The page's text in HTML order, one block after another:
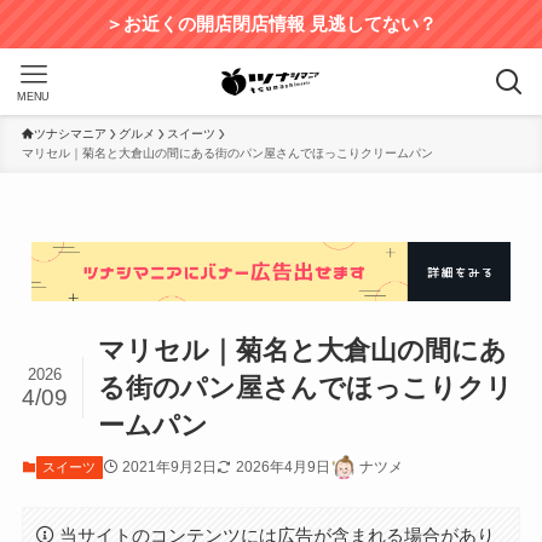
＞お近くの開店閉店情報 見逃してない？
MENU
ツナシマニア グルメ
スイーツ
マリセル｜菊名と大倉山の間にある街のパン屋さんでほっこりクリームパン
マリセル｜菊名と大倉山の間にあ
る街のパン屋さんでほっこりクリ
ームパン
2026
4/09
スイーツ 2021年9月2日 2026年4月9日 ナツメ
当サイトのコンテンツには広告が含まれる場合があり